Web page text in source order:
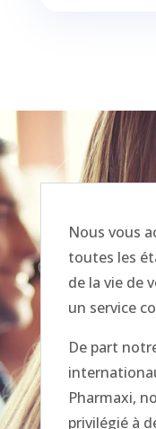
Nous vous
toutes les
de la vie de
un service
De part
Pharmaxi,
privilégié à